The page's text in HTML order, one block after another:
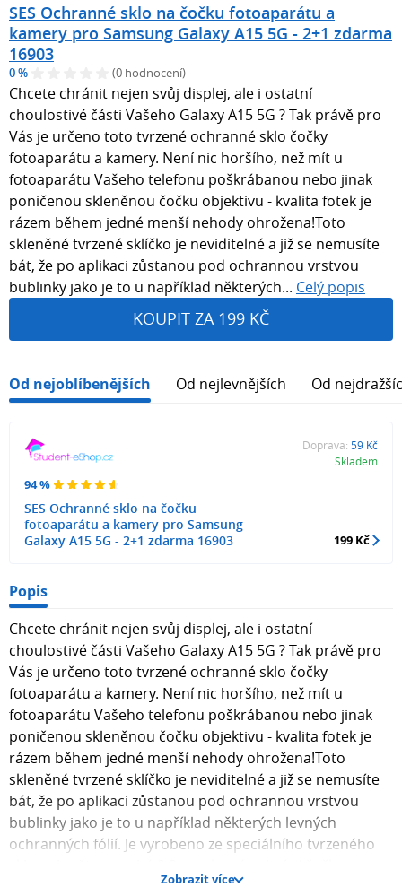
SES Ochranné sklo na čočku fotoaparátu a
kamery pro Samsung Galaxy A15 5G - 2+1 zdarma
16903
0 % (0 hodnocení)
Chcete chránit nejen svůj displej, ale i ostatní
choulostivé části Vašeho Galaxy A15 5G ? Tak právě pro
Vás je určeno toto tvrzené ochranné sklo čočky
fotoaparátu a kamery. Není nic horšího, než mít u
fotoaparátu Vašeho telefonu poškrábanou nebo jinak
poničenou skleněnou čočku objektivu - kvalita fotek je
rázem během jedné menší nehody ohrožena!Toto
skleněné tvrzené sklíčko je neviditelné a již se nemusíte
bát, že po aplikaci zůstanou pod ochrannou vrstvou
bublinky jako je to u například některých... Celý popis
KOUPIT ZA 199 KČ
Od nejoblíbenějších Od nejlevnějších Od
94 %
SES Ochranné sklo na čočku
fotoaparátu a kamery pro Samsung
Galaxy A15 5G - 2+1 zdarma 16903
Doprava: 59 Kč
Skladem
199 Kč
Popis
Chcete chránit nejen svůj displej, ale i ostatní
choulostivé části Vašeho Galaxy A15 5G ? Tak právě pro
Vás je určeno toto tvrzené ochranné sklo čočky
fotoaparátu a kamery. Není nic horšího, než mít u
fotoaparátu Vašeho telefonu poškrábanou nebo jinak
poničenou skleněnou čočku objektivu - kvalita fotek je
rázem během jedné menší nehody ohrožena!Toto
skleněné tvrzené sklíčko je neviditelné a již se nemusíte
bát, že po aplikaci zůstanou pod ochrannou vrstvou
bublinky jako je to u například některých levných
ochranných fólií. Je vyrobeno ze speciálního tvrzeného
Zobrazit více